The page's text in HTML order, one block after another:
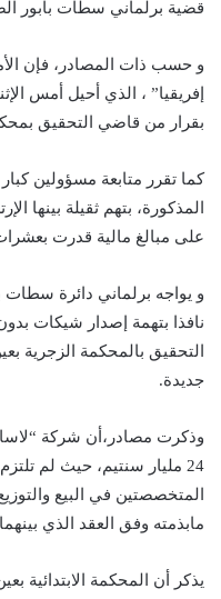
قضية برلماني سطات بابور
و حسب ذات المصادر، فإن
إفريقيا” ، الذي أحيل أمس
بقرار من قاضي التحقيق
كما تقرر متابعة مسؤولين
المذكورة، بتهم ثقيلة بينها
على مبالغ مالية قدرت بعشرات
نافذا بتهمة إصدار شيكات
التحقيق بالمحكمة الزجرية
جديدة.
وذكرت مصادر،أن شركة
24 مليار سنتيم، حيث لم
المتخصصتين في البيع
مابذمته وفق العقد الذي
يذكر أن المحكمة الابتدائية